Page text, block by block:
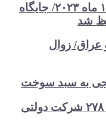
تولید ۱.۵ میلیارد تن فولاد خام در ۱۰ ماه ۲۰۲۳/ جایگاه
زوال
سبد سوخت
سود بالای ۵۰ درصد ۲۷۸ شرکت دولتی